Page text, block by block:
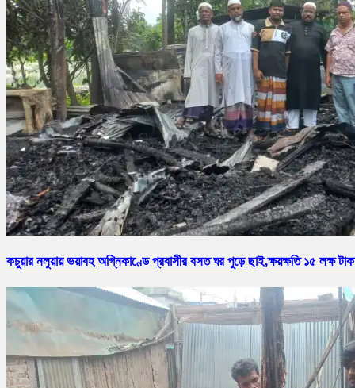
কচুয়ার নলুয়ায় ভয়াবহ অগ্নিকাণ্ডে প্রবাসীর বসত ঘর পুড়ে ছাই,ক্ষয়ক্ষতি ১৫ লক্ষ